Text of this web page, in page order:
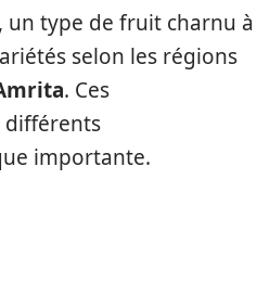
un type de fruit charnu à
selon les régions
. Ces
différents
importante.